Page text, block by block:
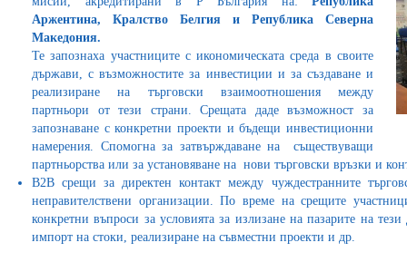
Аржентина, Кралство Белгия и Република Северна
Македония.
Те запознаха участниците с икономическата среда в своите
държави, с възможностите за инвестиции и за създаване и
реализиране на търговски взаимоотношения между
партньори от тези страни. Срещата даде възможност за
запознаване с конкретни проекти и бъдещи инвестиционни
намерения. Спомогна за затвърждаване на съществуващи
партньорства или за установяване на нови търговски връзки и
B2B срещи за директен контакт между чуждестранните
неправителствени организации. По време на срещите
конкретни въпроси за условията за излизане на пазарите на
импорт на стоки, реализиране на съвместни проекти и др.